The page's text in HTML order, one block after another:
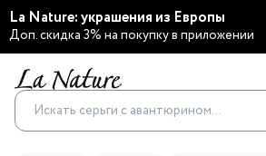
La Nature: украшения из Европы
Доп. скидка 3% на покупку в приложении